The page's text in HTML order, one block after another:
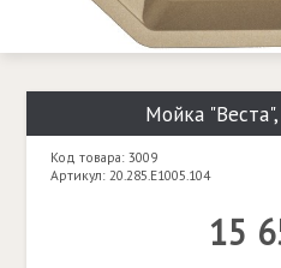
Мойка
Код товара: 3009
Артикул: 20.285.E1005.104
15